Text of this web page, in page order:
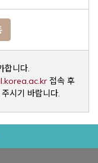
합니다.
Opens a
접속 후
시기 바랍니다.